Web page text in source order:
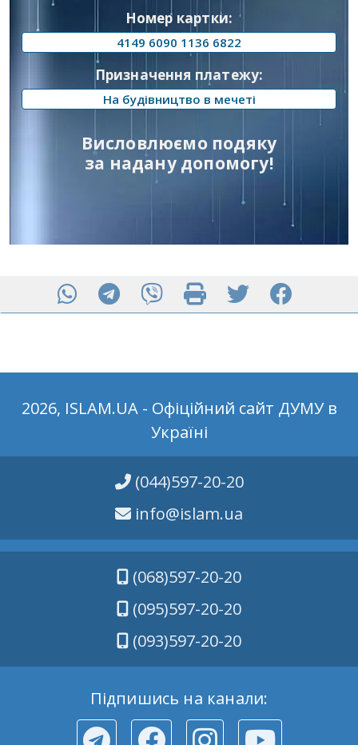
Номер картки:
4149 6090 1136 6822
Призначення платежу:
На будівництво в мечеті
Висловлюємо подяку
за надану допомогу!
2026, ISLAM.UA - Офіційний сайт ДУМУ в
Україні
(044)597-20-20
info@islam.ua
(068)597-20-20
(095)597-20-20
(093)597-20-20
Підпишись на канали: